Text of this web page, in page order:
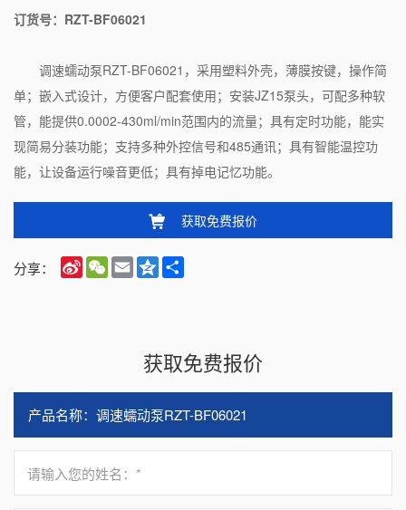
订货号：RZT-BF06021
调速蠕动泵RZT-BF06021，采用塑料外壳，薄膜按键，操作简
单；嵌入式设计，方便客户配套使用；安装JZ15泵头，可配多种软
管，能提供0.0002-430ml/min范围内的流量；具有定时功能，能实
现简易分装功能；支持多种外控信号和485通讯；具有智能温控功
能，让设备运行噪音更低；具有掉电记忆功能。
获取免费报价
分享： Sina
Weibo
WeChat
EmailQzone
获取免费报价
请输入您的姓名：*